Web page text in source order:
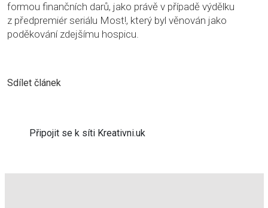
formou finančních darů, jako právě v případě výdělku
z předpremiér seriálu Most!, který byl věnován jako
poděkování zdejšímu hospicu.
Sdílet článek
Připojit se k síti Kreativni.uk